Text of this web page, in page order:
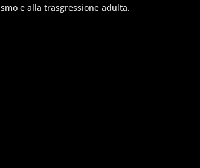
e alla trasgressione adulta.